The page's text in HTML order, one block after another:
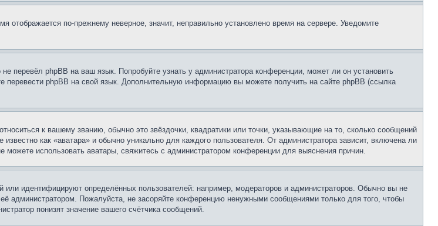
отображается по-прежнему неверное, значит, неправильно установлено время на сервере. Уведомите
перевёл phpBB на ваш язык. Попробуйте узнать у администратора конференции, может ли он установить
перевести phpBB на свой язык. Дополнительную информацию вы можете получить на сайте phpBB (ссылка
к вашему званию, обычно это звёздочки, квадратики или точки, указывающие на то, сколько сообщений
как «аватара» и обычно уникально для каждого пользователя. От администратора зависит, включена ли
использовать аватары, свяжитесь с администратором конференции для выяснения причин.
идентифицируют определённых пользователей: например, модераторов и администраторов. Обычно вы не
администратором. Пожалуйста, не засоряйте конференцию ненужными сообщениями только для того, чтобы
понизят значение вашего счётчика сообщений.